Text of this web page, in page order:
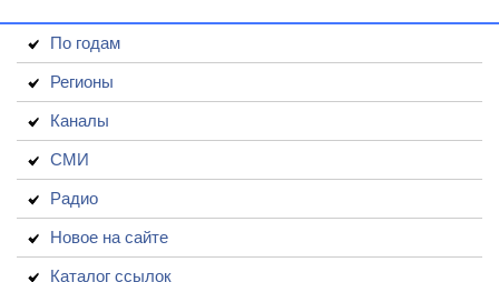
По годам
Регионы
Каналы
СМИ
Радио
Новое на сайте
Каталог ссылок